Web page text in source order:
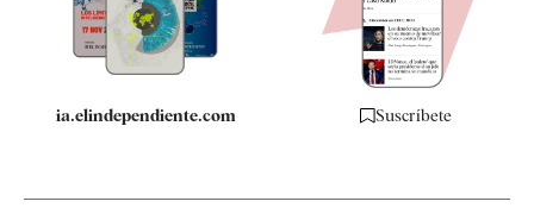
Especificaciones
ia.elindependiente.com Suscríbete